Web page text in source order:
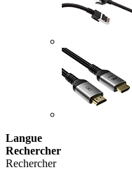
Langue
Rechercher
Rechercher